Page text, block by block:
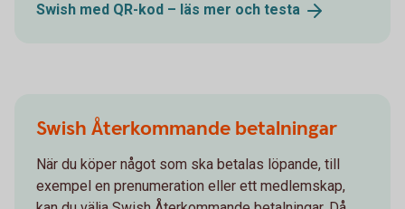
Swish med QR-kod – läs mer och testa
Swish Återkommande betalningar
När du köper något som ska betalas löpande, till
exempel en prenumeration eller ett medlemskap,